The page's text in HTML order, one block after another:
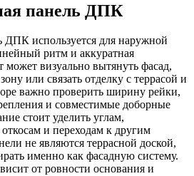
панель ДПК
ДПК используется для наружной
ритм и аккуратная
может визуально вытянуть фасад,
или связать отделку с террасой и
важно проверить ширину рейки,
и совместимые доборные
стоит уделить углам,
и переходам к другим
не являются террасной доской,
именно как фасадную систему.
от ровности основания и